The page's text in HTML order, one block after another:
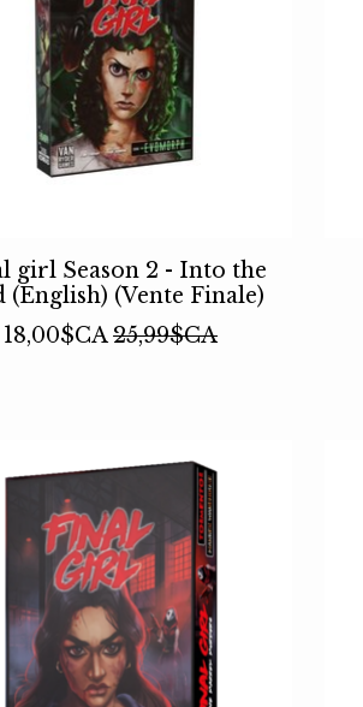
girl Season 2 - Into the
(English) (Vente Finale)
18,00$CA 25,99$CA